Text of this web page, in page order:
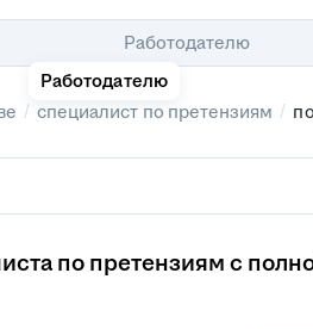
Работодателю
Работодателю
/ специалист по претензиям /
по претензиям с